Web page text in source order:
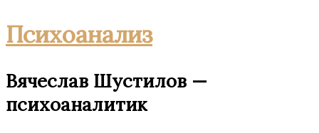
Психоанализ
Вячеслав Шустилов —
психоаналитик